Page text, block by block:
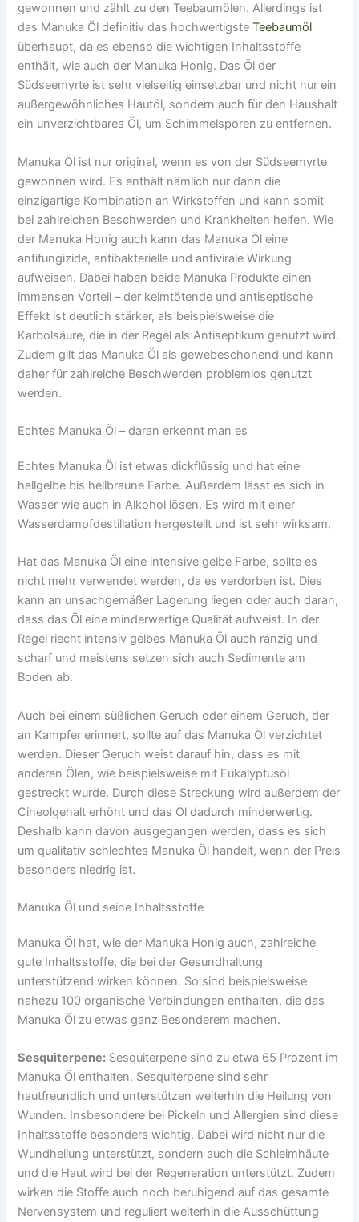
gewonnen und zählt zu den Teebaumölen. Allerdings ist
das Manuka Öl definitiv das hochwertigsteTeebaumöl
überhaupt, da es ebenso die wichtigen Inhaltsstoffe
enthält, wie auch der Manuka Honig. Das Öl der
Südseemyrte ist sehr vielseitig einsetzbar und nicht nur ein
außergewöhnliches Hautöl, sondern auch für den Haushalt
ein unverzichtbares Öl, um Schimmelsporen zu entfernen.
Manuka Öl ist nur original, wenn es von der Südseemyrte
gewonnen wird. Es enthält nämlich nur dann die
einzigartige Kombination an Wirkstoffen und kann somit
bei zahlreichen Beschwerden und Krankheiten helfen. Wie
der Manuka Honig auch kann das Manuka Öl eine
antifungizide, antibakterielle und antivirale Wirkung
aufweisen. Dabei haben beide Manuka Produkte einen
immensen Vorteil – der keimtötende und antiseptische
Effekt ist deutlich stärker, als beispielsweise die
Karbolsäure, die in der Regel als Antiseptikum genutzt wird.
Zudem gilt das Manuka Öl als gewebeschonend und kann
daher für zahlreiche Beschwerden problemlos genutzt
werden.
Echtes Manuka Öl – daran erkennt man es
Echtes Manuka Öl ist etwas dickflüssig und hat eine
hellgelbe bis hellbraune Farbe. Außerdem lässt es sich in
Wasser wie auch in Alkohol lösen. Es wird mit einer
Wasserdampfdestillation hergestellt und ist sehr wirksam.
Hat das Manuka Öl eine intensive gelbe Farbe, sollte es
nicht mehr verwendet werden, da es verdorben ist. Dies
kann an unsachgemäßer Lagerung liegen oder auch daran,
dass das Öl eine minderwertige Qualität aufweist. In der
Regel riecht intensiv gelbes Manuka Öl auch ranzig und
scharf und meistens setzen sich auch Sedimente am
Boden ab.
Auch bei einem süßlichen Geruch oder einem Geruch, der
an Kampfer erinnert, sollte auf das Manuka Öl verzichtet
werden. Dieser Geruch weist darauf hin, dass es mit
anderen Ölen, wie beispielsweise mit Eukalyptusöl
gestreckt wurde. Durch diese Streckung wird außerdem der
Cineolgehalt erhöht und das Öl dadurch minderwertig.
Deshalb kann davon ausgegangen werden, dass es sich
um qualitativ schlechtes Manuka Öl handelt, wenn der Preis
besonders niedrig ist.
Manuka Öl und seine Inhaltsstoffe
Manuka Öl hat, wie der Manuka Honig auch, zahlreiche
gute Inhaltsstoffe, die bei der Gesundhaltung
unterstützend wirken können. So sind beispielsweise
nahezu 100 organische Verbindungen enthalten, die das
Manuka Öl zu etwas ganz Besonderem machen.
Sesquiterpene: Sesquiterpene sind zu etwa 65 Prozent im
Manuka Öl enthalten. Sesquiterpene sind sehr
hautfreundlich und unterstützen weiterhin die Heilung von
Wunden. Insbesondere bei Pickeln und Allergien sind diese
Inhaltsstoffe besonders wichtig. Dabei wird nicht nur die
Wundheilung unterstützt, sondern auch die Schleimhäute
und die Haut wird bei der Regeneration unterstützt. Zudem
wirken die Stoffe auch noch beruhigend auf das gesamte
Nervensystem und reguliert weiterhin die Ausschüttung